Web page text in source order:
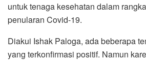
untuk tenaga kesehatan dalam
penularan Covid-19.
Diakui Ishak Paloga, ada beberapa
yang terkonfirmasi positif. Namun